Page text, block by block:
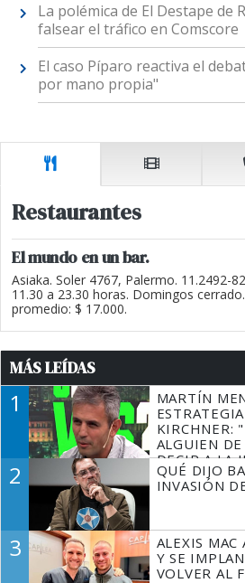
La polémica de El Destape
falsear el tráfico en Comscore
El caso Píparo reactiva el
por mano propia"
Restaurantes
El mundo en un bar.
Asiaka. Soler 4767, Palermo. 11.2492-
11.30 a 23.30 horas. Domingos
promedio: $ 17.000.
MÁS LEÍDAS
1
MARTÍN
KIRCHNER:
ALGUIEN
DECIR A LA
TIENE QUE
2
QUÉ DIJO
INVASIÓN
3
ALEXIS MAC
Y SE
VOLVER AL